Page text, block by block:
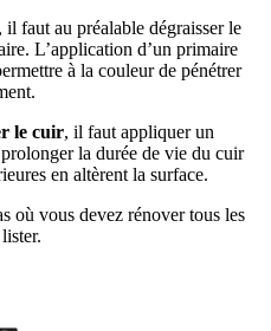
, il faut au préalable dégraisser le
L’application d’un primaire
à la couleur de pénétrer
le cuir, il faut appliquer un
la durée de vie du cuir
en altèrent la surface.
où vous devez rénover tous les